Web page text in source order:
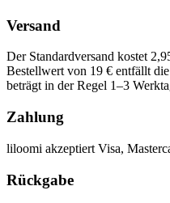
Versand
Der Standardversand kostet
Bestellwert von 19 € entfällt
beträgt in der Regel 1–3
Zahlung
liloomi akzeptiert Visa,
Rückgabe